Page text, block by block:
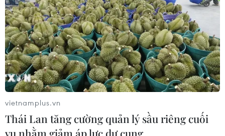
vietnamplus.vn
Thái Lan tăng cường quản lý sầu riêng cuối
vụ nhằm giảm áp lực dư cung